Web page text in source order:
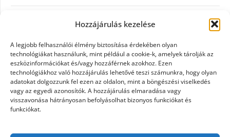
Hozzájárulás kezelése
A legjobb felhasználói élmény biztosítása érdekében olyan
technológiákat használunk, mint például a cookie-k, amelyek tárolják az
eszközinformációkat és/vagy hozzáférnek azokhoz. Ezen
technológiákhoz való hozzájárulás lehetővé teszi számunkra, hogy olyan
adatokat dolgozzunk fel ezen az oldalon, mint a böngészési viselkedés
vagy az egyedi azonosítók. A hozzájárulás elmaradása vagy
visszavonása hátrányosan befolyásolhat bizonyos funkciókat és
funkciókat.
Egészség
Egyéb
Étel
Szolgáltatás
Vásárlás